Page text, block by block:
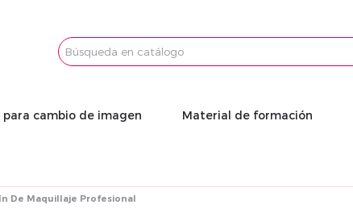
Email
cambio de imagen Material de formación
De Maquillaje Profesional